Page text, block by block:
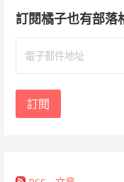
訂閱橘子也有部
地
訂閱